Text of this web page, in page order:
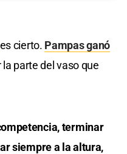
cierto. Pampas ganó
parte del vaso que
terminar
siempre a la altura,